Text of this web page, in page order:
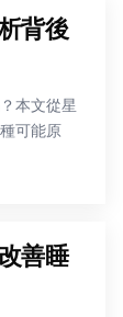
背後
本文從星
可能原
善睡